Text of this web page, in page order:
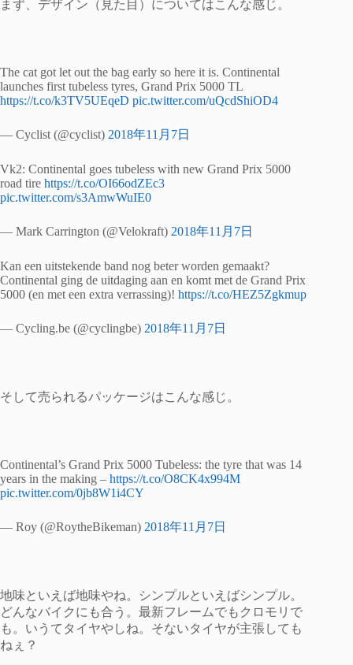
まず、デザイン（見た目）についてはこんな感じ。
The cat got let out the bag early so here it is. Continental
launches first tubeless tyres, Grand Prix 5000 TL
https://t.co/k3TV5UEqeD pic.twitter.com/uQcdShiOD4
— Cyclist (@cyclist) 2018年11月7日
Vk2: Continental goes tubeless with new Grand Prix 5000
road tire https://t.co/OI66odZEc3
pic.twitter.com/s3AmwWuIE0
— Mark Carrington (@Velokraft) 2018年11月7日
Kan een uitstekende band nog beter worden gemaakt?
Continental ging de uitdaging aan en komt met de Grand Prix
5000 (en met een extra verrassing)! https://t.co/HEZ5Zgkmup
— Cycling.be (@cyclingbe) 2018年11月7日
そして売られるパッケージはこんな感じ。
Continental’s Grand Prix 5000 Tubeless: the tyre that was 14
years in the making – https://t.co/O8CK4x994M
pic.twitter.com/0jb8W1i4CY
— Roy (@RoytheBikeman) 2018年11月7日
地味といえば地味やね。シンプルといえばシンプル。
どんなバイクにも合う。最新フレームでもクロモリで
も。いうてタイヤやしね。そないタイヤが主張しても
ねぇ？